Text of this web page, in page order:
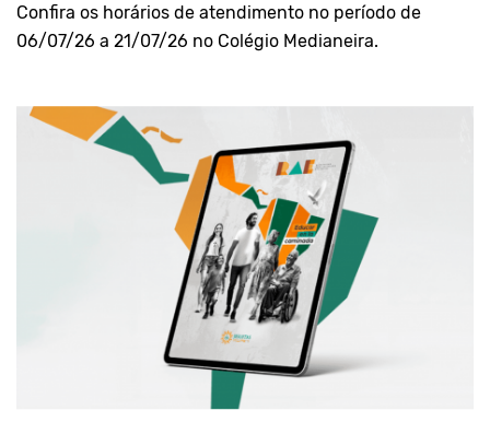
Confira os horários de atendimento no período de
06/07/26 a 21/07/26 no Colégio Medianeira.